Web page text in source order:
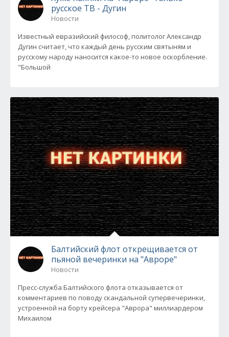
русское ТВ - Дугин
Новости
Известный евразийский философ, политолог Александр
Дугин считает, что каждый день русским святыням и
русскому народу наносится какое-то новое оскорбление.
"Большой
Балтийский флот открещивается от
пьяной вечеринки на "Авроре"
Новости
Пресс-служба Балтийского флота отказывается от
комментариев по поводу скандальной супервечеринки,
устроенной на борту крейсера "Аврора" миллиардером
Михаилом